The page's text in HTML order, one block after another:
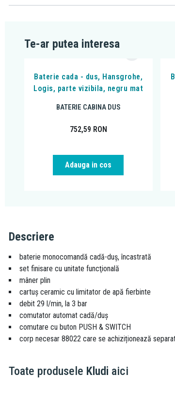
Te-ar putea interesa
Baterie cada - dus, Hansgrohe,
Logis, parte vizibila, negru mat
BATERIE CABINA DUS
752,59 RON
Adauga in cos
Descriere
baterie monocomandă cadă-duş, încastrată
set finisare cu unitate funcţională
mâner plin
cartuş ceramic cu limitator de apă fierbinte
debit 29 l/min, la 3 bar
comutator automat cadă/duş
comutare cu buton PUSH & SWITCH
corp necesar 88022 care se achiziționează
Toate produsele Kludi aici